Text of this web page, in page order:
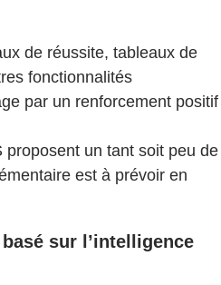
de réussite, tableaux de
fonctionnalités
par un renforcement positif
proposent un tant soit peu de
est à prévoir en
sur l’intelligence